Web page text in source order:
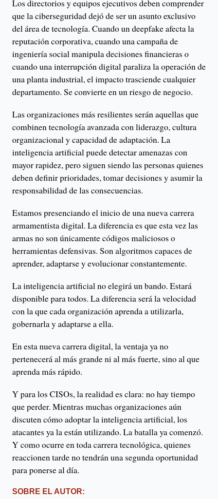
Los directorios y equipos ejecutivos deben comprender
que la ciberseguridad dejó de ser un asunto exclusivo
del área de tecnología. Cuando un deepfake afecta la
reputación corporativa, cuando una campaña de
ingeniería social manipula decisiones financieras o
cuando una interrupción digital paraliza la operación de
una planta industrial, el impacto trasciende cualquier
departamento. Se convierte en un riesgo de negocio.
Las organizaciones más resilientes serán aquellas que
combinen tecnología avanzada con liderazgo, cultura
organizacional y capacidad de adaptación. La
inteligencia artificial puede detectar amenazas con
mayor rapidez, pero siguen siendo las personas quienes
deben definir prioridades, tomar decisiones y asumir la
responsabilidad de las consecuencias.
Estamos presenciando el inicio de una nueva carrera
armamentista digital. La diferencia es que esta vez las
armas no son únicamente códigos maliciosos o
herramientas defensivas. Son algoritmos capaces de
aprender, adaptarse y evolucionar constantemente.
La inteligencia artificial no elegirá un bando. Estará
disponible para todos. La diferencia será la velocidad
con la que cada organización aprenda a utilizarla,
gobernarla y adaptarse a ella.
En esta nueva carrera digital, la ventaja ya no
pertenecerá al más grande ni al más fuerte, sino al que
aprenda más rápido.
Y para los CISOs, la realidad es clara: no hay tiempo
que perder. Mientras muchas organizaciones aún
discuten cómo adoptar la inteligencia artificial, los
atacantes ya la están utilizando. La batalla ya comenzó.
Y como ocurre en toda carrera tecnológica, quienes
reaccionen tarde no tendrán una segunda oportunidad
para ponerse al día.
SOBRE EL AUTOR: